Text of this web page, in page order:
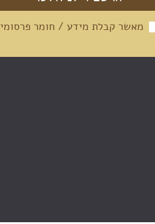
מאשר קבלת מידע / חומר פרסומי